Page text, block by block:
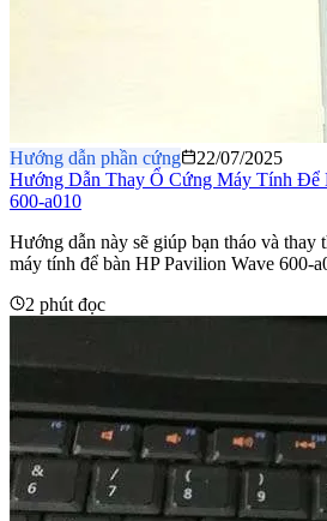
Hướng dẫn phần cứng
22/07/2025
Hướng Dẫn Thay Ổ Cứng Máy Tính Để
600-a010
Hướng dẫn này sẽ giúp bạn tháo và thay
máy tính để bàn HP Pavilion Wave 600-
2 phút đọc